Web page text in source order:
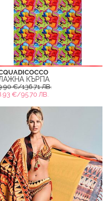
КЪРПА
€/136.71 ЛВ.
€/95.70 ЛВ.